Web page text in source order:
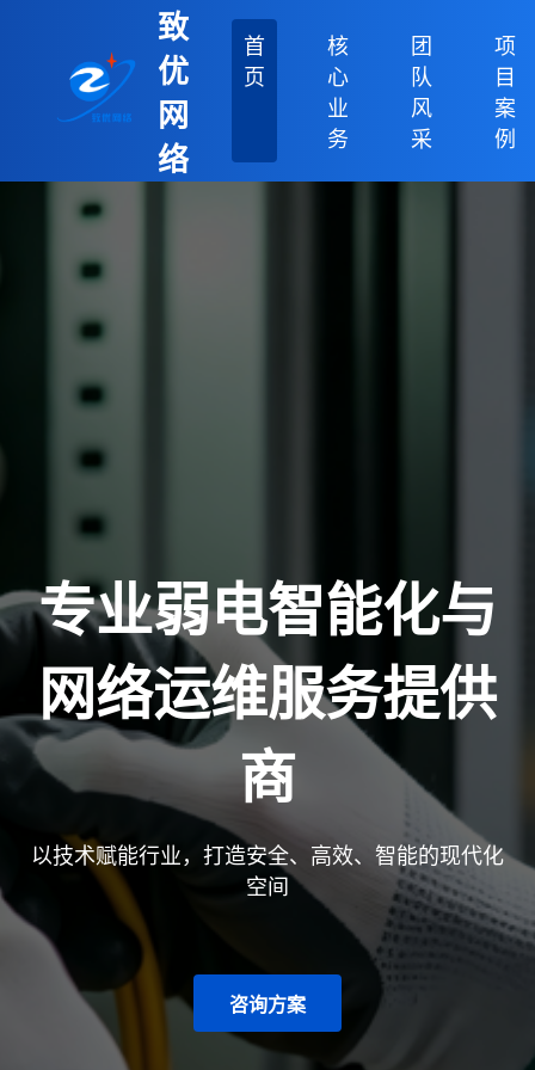
致
优
网
络
首
页
核
心
业
务
团
队
风
采
项
目
案
例
专业弱电智能化与
网络运维服务提供
商
以技术赋能行业，打造安全、高效、智能的现代化
空间
咨询方案